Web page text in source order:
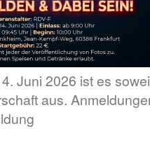
Juni 2026 ist es
aus.